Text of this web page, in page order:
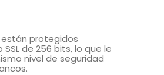
protegidos
de 256 bits, lo que le
nivel de seguridad